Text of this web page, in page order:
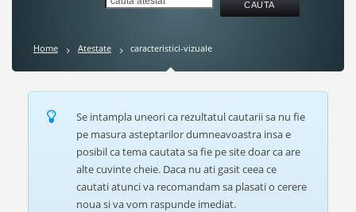
Home Atestate caracteristici-vizuale
Se intampla uneori ca rezultatul cautarii sa nu fie
pe masura asteptarilor dumneavoastra insa e
posibil ca tema cautata sa fie pe site doar ca are
alte cuvinte cheie. Daca nu ati gasit ceea ce
cautati atunci va recomandam sa plasati o cerere
noua si va vom raspunde imediat.